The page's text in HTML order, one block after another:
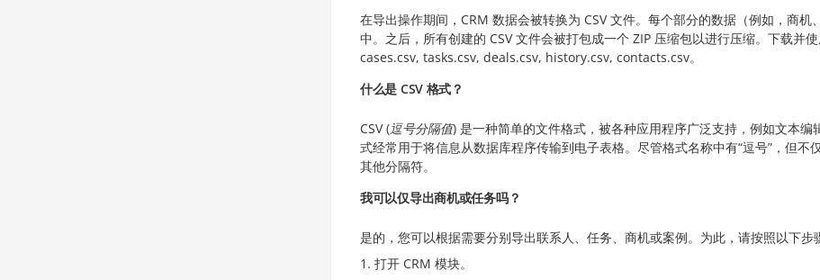
在导出操作期间，CRM 数据会被转换为 CSV 文件。每个部分的数据（例如，商
中。之后，所有创建的 CSV 文件会被打包成一个 ZIP 压缩包以进行压缩。下载并
cases.csv, tasks.csv, deals.csv, history.csv, contacts.csv。
什么是 CSV 格式？
CSV (逗号分隔值) 是一种简单的文件格式，被各种应用程序广泛支持，例如文本
式经常用于将信息从数据库程序传输到电子表格。尽管格式名称中有“逗号”，但
其他分隔符。
我可以仅导出商机或任务吗？
是的，您可以根据需要分别导出联系人、任务、商机或案例。为此，请按照以下步
打开 CRM 模块。